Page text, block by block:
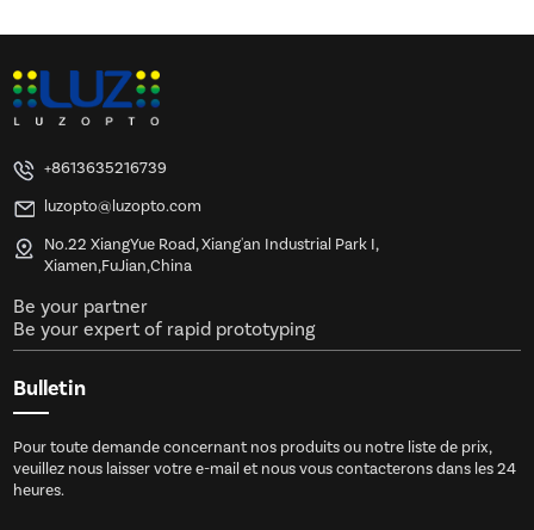
+8613635216739
luzopto@luzopto.com
No.22 XiangYue Road, Xiang'an Industrial Park I,
Xiamen,FuJian,China
Be your partner
Be your expert of rapid prototyping
Bulletin
Pour toute demande concernant nos produits ou notre liste de prix,
veuillez nous laisser votre e-mail et nous vous contacterons dans les 24
heures.